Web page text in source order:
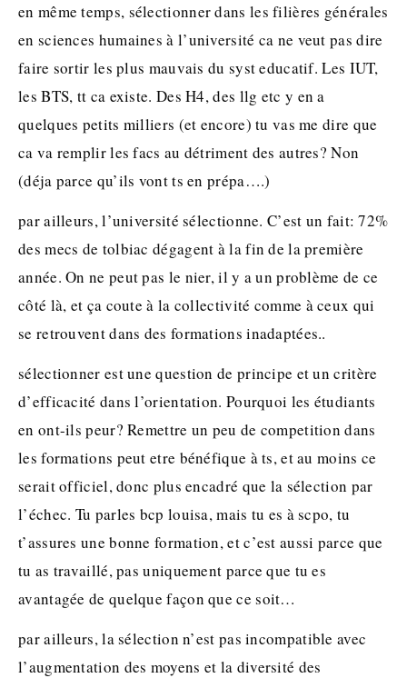
en même temps, sélectionner dans les filières générales
en sciences humaines à l’université ca ne veut pas dire
faire sortir les plus mauvais du syst educatif. Les IUT,
les BTS, tt ca existe. Des H4, des llg etc y en a
quelques petits milliers (et encore) tu vas me dire que
ca va remplir les facs au détriment des autres? Non
(déja parce qu’ils vont ts en prépa….)
par ailleurs, l’université sélectionne. C’est un fait: 72%
des mecs de tolbiac dégagent à la fin de la première
année. On ne peut pas le nier, il y a un problème de ce
côté là, et ça coute à la collectivité comme à ceux qui
se retrouvent dans des formations inadaptées..
sélectionner est une question de principe et un critère
d’efficacité dans l’orientation. Pourquoi les étudiants
en ont-ils peur? Remettre un peu de competition dans
les formations peut etre bénéfique à ts, et au moins ce
serait officiel, donc plus encadré que la sélection par
l’échec. Tu parles bcp louisa, mais tu es à scpo, tu
t’assures une bonne formation, et c’est aussi parce que
tu as travaillé, pas uniquement parce que tu es
avantagée de quelque façon que ce soit…
par ailleurs, la sélection n’est pas incompatible avec
l’augmentation des moyens et la diversité des